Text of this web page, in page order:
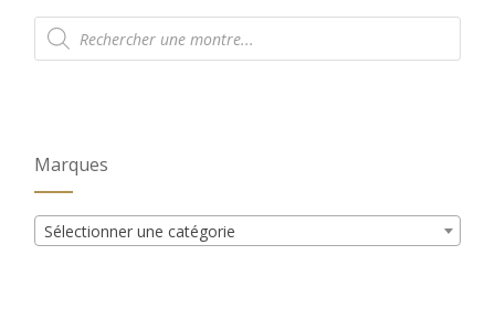
Recherche
de
produits
Marques
Sélectionner une catégorie